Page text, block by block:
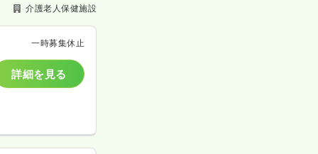
介護老人保健施設
一時募集休止
詳細を見る